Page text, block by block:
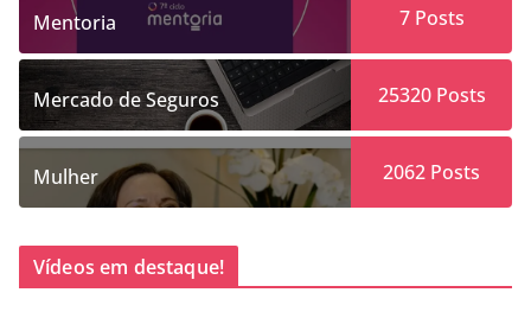
Mentoria 7Posts
Mercado de Seguros 25320Posts
Mulher 2062 Posts
Vídeos em destaque!